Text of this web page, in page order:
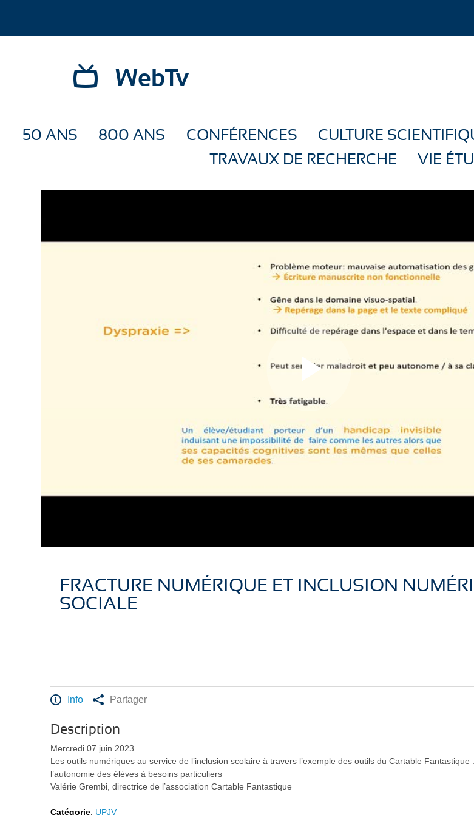
WebTv
50 ANS 800 ANS CONFÉRENCES CULTURE
TRAVAUX DE RECHERCHE
VIE
L
i
r
l
L
i
r
l
FRACTURE NUMÉRIQUE ET INCLUSION
SOCIALE
Info Partager
Description
Mercredi 07 juin 2023
Les outils numériques au service de l’inclusion scolaire à travers l’exemple des outils du Cartable
l’autonomie des élèves à besoins particuliers
Valérie Grembi, directrice de l’association Cartable Fantastique
Catégorie: UPJV